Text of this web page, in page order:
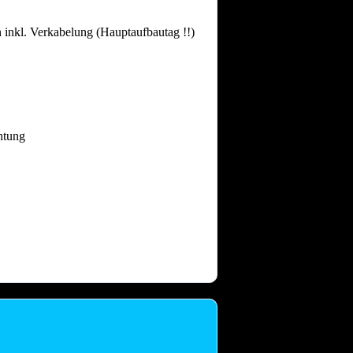
Verkabelung (Hauptaufbautag !!)